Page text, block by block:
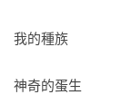
我的種族
神奇的蛋生